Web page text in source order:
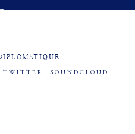
TWITTER SOUNDCLOUD